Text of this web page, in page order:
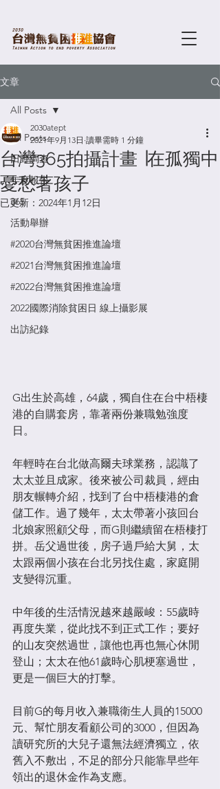
文章
All Posts
田野調查
年度報告
365
活動舉辦
#2020台灣無貧困推進論壇
#2021台灣無貧困推進論壇
#2022台灣無貧困推進論壇
2022國際消除貧困日 線上攝影展
出訪紀錄
All Posts
台灣365拍攝計畫 ∣在孤獨中
憂愁著孩子​
2030atept
2021年9月13日 讀畢需時 1 分鐘
已更新： 2024年1月12日
G出生於高雄，64歲，獨自住在台中梧棲
港的自購套房，靠著兩份兼職勉強度
日。​
年輕時在台北做高爾夫球業務，認識了
太太並且成家。後來被公司裁員，經由
朋友輾轉介紹，找到了台中梧棲港的倉
儲工作。過了幾年，太太帶著小孩回台
北娘家照顧父母，而G則繼續留在梧棲打
拼。岳父過世後，房子過戶給大舅，太
太跟兩個小孩在台北另找住處，家庭開
支變得沉重。​
中年後的生活情況越來越嚴峻：55歲時
再度失業，從此找不到正式工作；要好
的山友突然過世，讓他也再也無心休閒
登山；太太在他61歲時心肌梗塞過世，
更是一個巨大的打擊。​
目前G的每月收入兼職衛生人員的15000
元、幫忙朋友看顧公司的3000，但因為
讀研究所的大兒子還無法經濟獨立，依
舊入不敷出，不足的部分只能靠早些年
領出的退休金作為支應。​